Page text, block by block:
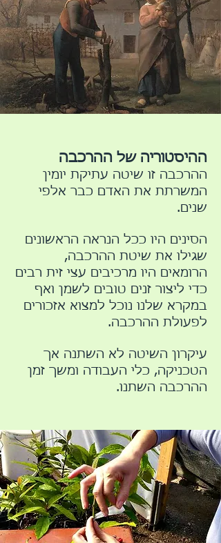
ההיסטוריה של ההרכבה
ההרכבה זו שיטה עתיקת יומין
המשרתת את האדם כבר אלפי
שנים.
הסינים היו ככל הנראה הראשונים
שגילו את שיטת ההרכבה,
הרומאים היו מרכיבים עצי זית רבים
כדי ליצור זנים טובים לשמן ואף
במקרא שלנו נוכל למצוא אזכורים
לפעולת ההרכבה.
עיקרון השיטה לא השתנה אך
הטכניקה, כלי העבודה ומשך זמן
ההרכבה השתנו.